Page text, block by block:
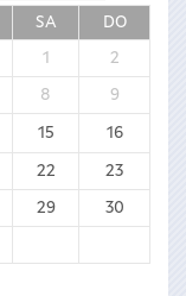
SA DO
1 2
8 9
15 16
22 23
29 30